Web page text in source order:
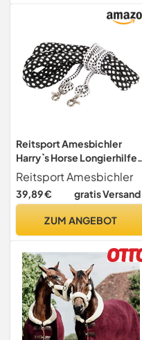
Reitsport Amesbichler
Harry`s Horse Longierhilfe
Hilfslonge aus Baumwolle
Gr. L mit Karabiner
Trainingshilfe Pferd Soft
Reitsport Amesbichler
39,89 € gratis Versand
ZUM ANGEBOT